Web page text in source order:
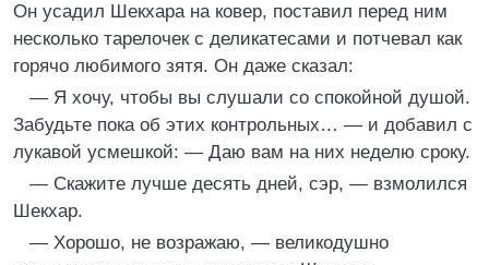
Он усадил Шекхара на ковер, поставил перед ним
несколько тарелочек с деликатесами и потчевал как
горячо любимого зятя. Он даже сказал:
— Я хочу, чтобы вы слушали со спокойной душой.
Забудьте пока об этих контрольных… — и добавил с
лукавой усмешкой: — Даю вам на них неделю сроку.
— Скажите лучше десять дней, сэр, — взмолился
Шекхар.
— Хорошо, не возражаю, — великодушно